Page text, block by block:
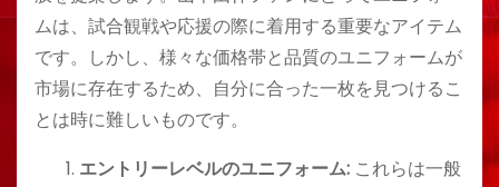
ムは、試合観戦や応援の際に着用する重要なアイテム
です。しかし、様々な価格帯と品質のユニフォームが
市場に存在するため、自分に合った一枚を見つけるこ
とは時に難しいものです。
エントリーレベルのユニフォーム: これらは一般